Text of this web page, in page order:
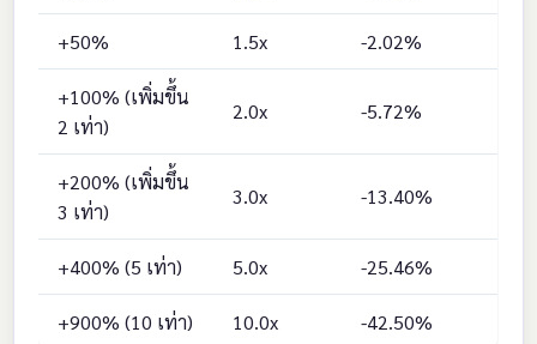
+50% 1.5x -2.02%
+100% (เพิ่มขึ้น
2 เท่า)
2.0x -5.72%
+200% (เพิ่มขึ้น
3 เท่า)
3.0x -13.40%
+400% (5 เท่า) 5.0x -25.46%
+900% (10 เท่า) 10.0x -42.50%